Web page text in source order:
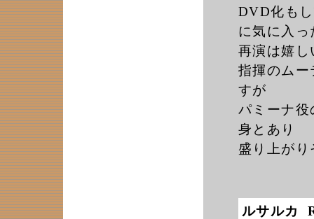
DVD化も
に気に入っ
再演は嬉し
指揮のムー
すが
パミーナ役
身とあり
盛り上が
ルサルカ